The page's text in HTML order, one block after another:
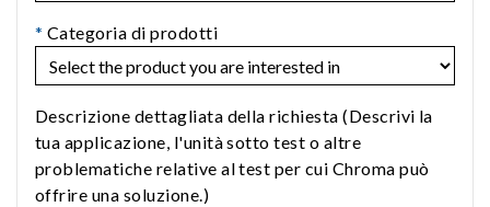
* Categoria di prodotti
Descrizione dettagliata della richiesta (Descrivi la
tua applicazione, l'unità sotto test o altre
problematiche relative al test per cui Chroma può
offrire una soluzione.)